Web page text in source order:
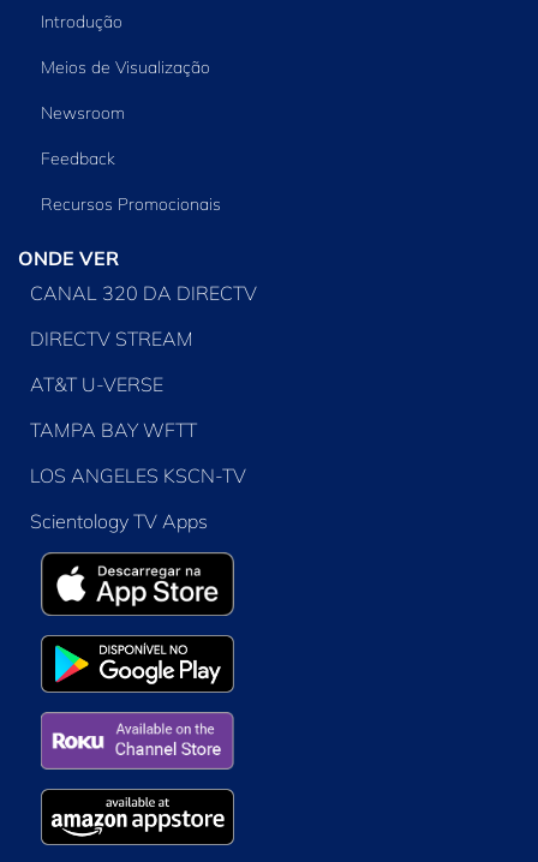
Introdução
Meios de Visualização
Newsroom
Feedback
Recursos Promocionais
ONDE VER
CANAL 320 DA DIRECTV
DIRECTV STREAM
AT&T U-VERSE
TAMPA BAY WFTT
LOS ANGELES KSCN-TV
Scientology TV Apps